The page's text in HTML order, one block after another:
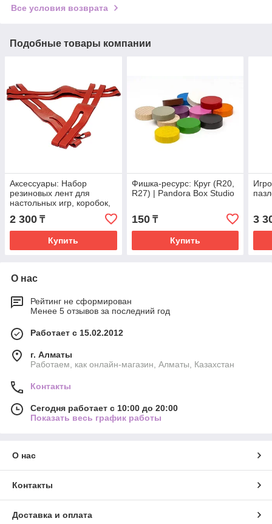
Все условия возврата
Подобные товары компании
Аксессуары: Набор
резиновых лент для
настольных игр, коробок,
книг (22,5*22,5 см.) |
Pandora Box Studio
2 300 ₸
Купить
Фишка-ресурс: Круг (R20,
R27) | Pandora Box Studio
150₸
Купить
3
О нас
Рейтинг не сформирован
Менее 5 отзывов за последний год
Работает с 15.02.2012
г. Алматы
Работаем, как онлайн-магазин, Алматы, Казахстан
Контакты
Сегодня работает с 10:00 до 20:00
Показать весь график работы
О нас
Контакты
Доставка и оплата